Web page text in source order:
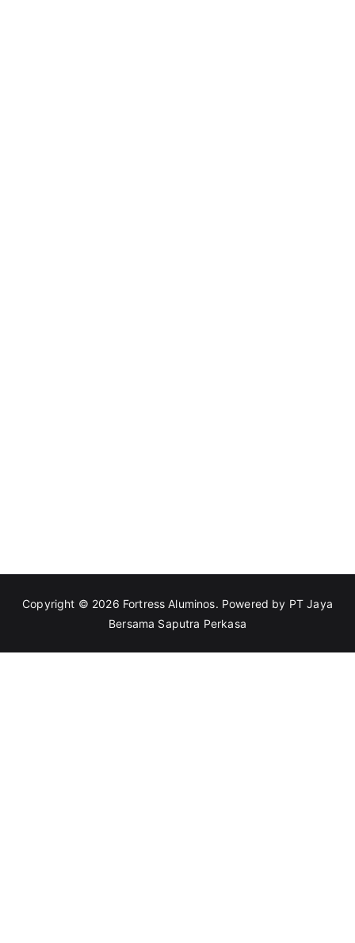
Copyright © 2026 Fortress Aluminos. Powered by PT Jaya
Bersama Saputra Perkasa